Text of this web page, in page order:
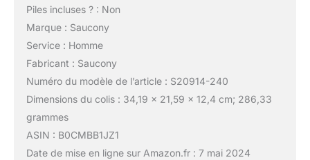
Piles incluses ? : Non
Marque : Saucony
Service : Homme
Fabricant : Saucony
Numéro du modèle de l’article : S20914-240
Dimensions du colis : 34,19 x 21,59 x 12,4 cm; 286,33
grammes
ASIN : B0CMBB1JZ1
Date de mise en ligne sur Amazon.fr : 7 mai 2024